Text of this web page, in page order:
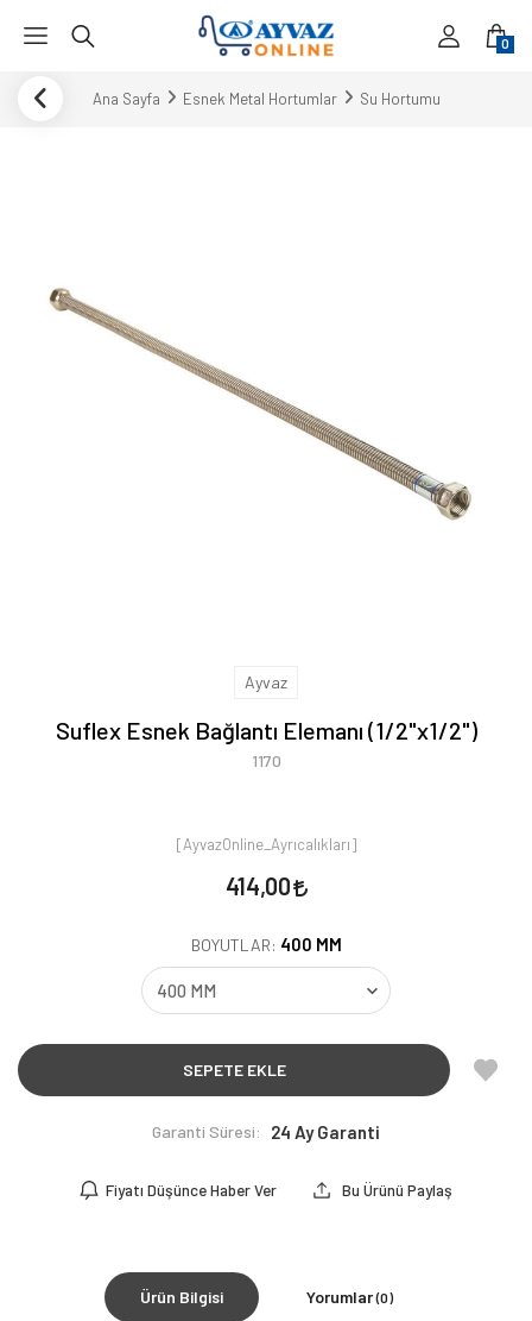
0
Ana Sayfa Esnek Metal Hortumlar Su Hortumu
Ayvaz
Suflex Esnek Bağlantı Elemanı (1/2"x1/2")
1170
[AyvazOnline_Ayrıcalıkları]
414,00
BOYUTLAR: 400 MM
SEPETE EKLE
Garanti Süresi: 24 Ay Garanti
Fiyatı Düşünce Haber Ver Bu Ürünü Paylaş
Ürün Bilgisi Yorumlar(0)